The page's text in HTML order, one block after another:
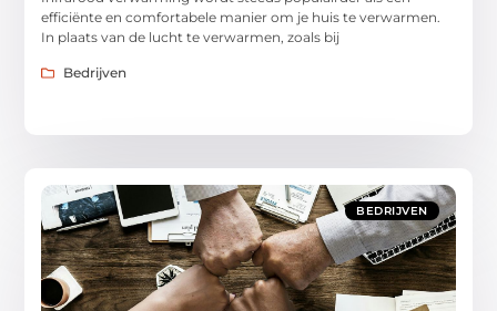
efficiënte en comfortabele manier om je huis te verwarmen.
In plaats van de lucht te verwarmen, zoals bij
Bedrijven
BEDRIJVEN